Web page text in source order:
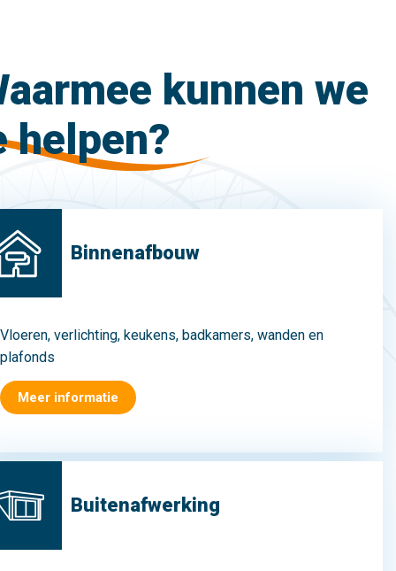
kunnen we
helpen?
Binnenafbouw
Vloeren, verlichting, keukens, badkamers, wanden en
plafonds
Meer informatie
Buitenafwerking